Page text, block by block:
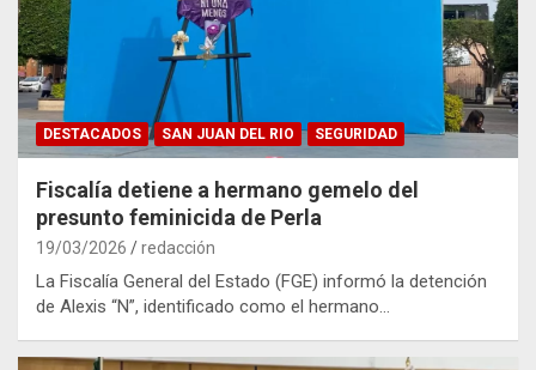
DESTACADOS SAN JUAN DEL RIO SEGURIDAD
Fiscalía detiene a hermano gemelo del
presunto feminicida de Perla
19/03/2026 redacción
La Fiscalía General del Estado (FGE) informó la detención
de Alexis “N”, identificado como el hermano…